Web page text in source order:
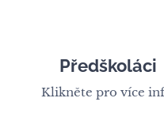
Předškoláci
Klikněte pro více